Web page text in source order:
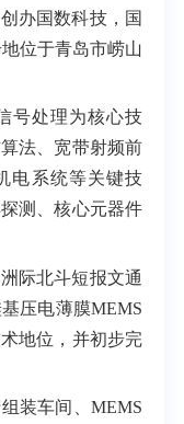
办国数科技，国
位于青岛市崂山
号处理为核心技
法、宽带射频前
电系统等关键技
测、核心元器件
际北斗短报文通
压电薄膜MEMS
地位，并初步完
装车间、MEMS